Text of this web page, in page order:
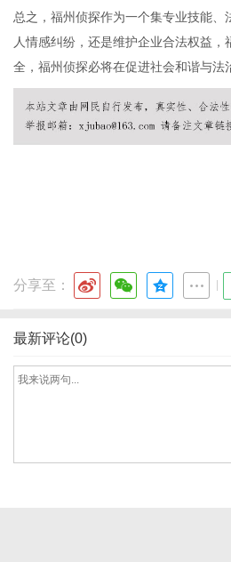
总之，福州侦探作为一个集专业技能
人情感纠纷，还是维护企业合法权益
全，福州侦探必将在促进社会和谐与
分享至：
最新评论(0)